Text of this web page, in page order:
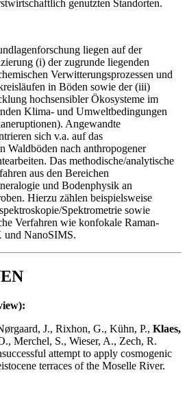
genutzten Standorten.
liegen auf der
(i) der zugrunde liegenden
Verwitterungsprozessen und
in Böden sowie der (iii)
hochsensibler Ökosysteme im
Klima- und Umweltbedingungen
Angewandte
sich v.a. auf das
Waldböden nach anthropogener
Das methodische/analytische
aus den Bereichen
und Bodenphysik an
Hierzu zählen beispielsweise
Spektrometrie sowie
Verfahren wie konfokale Raman-
und NanoSIMS.
J., Rixhon, G., Kühn, P., Klaes,
Merchel, S., Wieser, A., Zech, R.
attempt to apply cosmogenic
terraces of the Moselle River.